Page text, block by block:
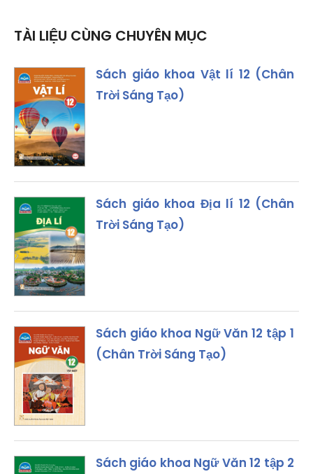
TÀI LIỆU CÙNG CHUYÊN MỤC
Sách giáo khoa Vật lí 12 (Chân
Trời Sáng Tạo)
Sách giáo khoa Địa lí 12 (Chân
Trời Sáng Tạo)
Sách giáo khoa Ngữ Văn 12 tập 1
(Chân Trời Sáng Tạo)
Sách giáo khoa Ngữ Văn 12 tập 2